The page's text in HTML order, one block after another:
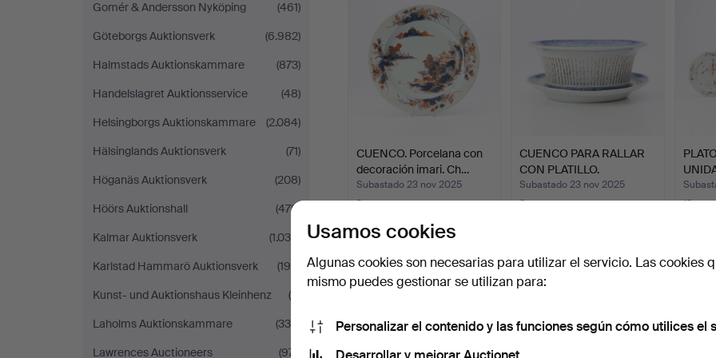
Gomér & Andersson Nyköping
(461)
Göteborgs Auktionsverk
(6.982)
Halmstads Auktionskammare
(873)
Handelslagret Auktionsservice
(48)
Helsingborgs Auktionskammare
(2.084)
Hälsinglands Auktionsverk
(71)
Höganäs Auktionsverk
(208)
Höörs Auktionshall
(470)
Kalmar Auktionsverk
(1.036)
Karlstad Hammarö Auktionsverk
(195)
Kunst- und Auktionshaus Kleinhenz
(5)
Laholms Auktionskammare
(339)
Lawrences Auctioneers
(971)
CUENCO. Porcelana con
decoración imari. Ch…
Subastado 23 nov 2025
3 pujas
CUENCO PARA RALLAR
CON PLATILLO.
Porcelana…
Subastado 23 nov 2025
8 pujas
deco…
12
Usamos cookies
Algunas cookies son necesarias para utilizar el servicio. Las cookies
mismo puedes gestionar se utilizan para:
Personalizar el contenido y las funciones según cómo utilices el